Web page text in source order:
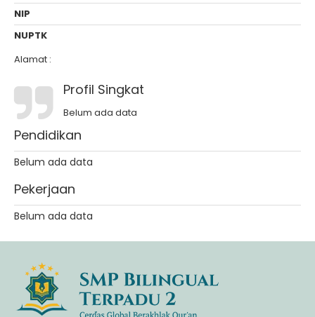
NIP
NUPTK
Alamat :
Profil Singkat
Belum ada data
Pendidikan
Belum ada data
Pekerjaan
Belum ada data